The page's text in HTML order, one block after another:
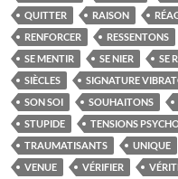
QUITTER
RAISON
RENFORCER
RESSENTONS
SE MENTIR
SE NIER SE
SIÈCLES
SIGNATURE
SON SOI
SOUHAITONS
STUPIDE
TENSIONS
TRAUMATISANTS
UNIQUE
VENUE
VÉRIFIER